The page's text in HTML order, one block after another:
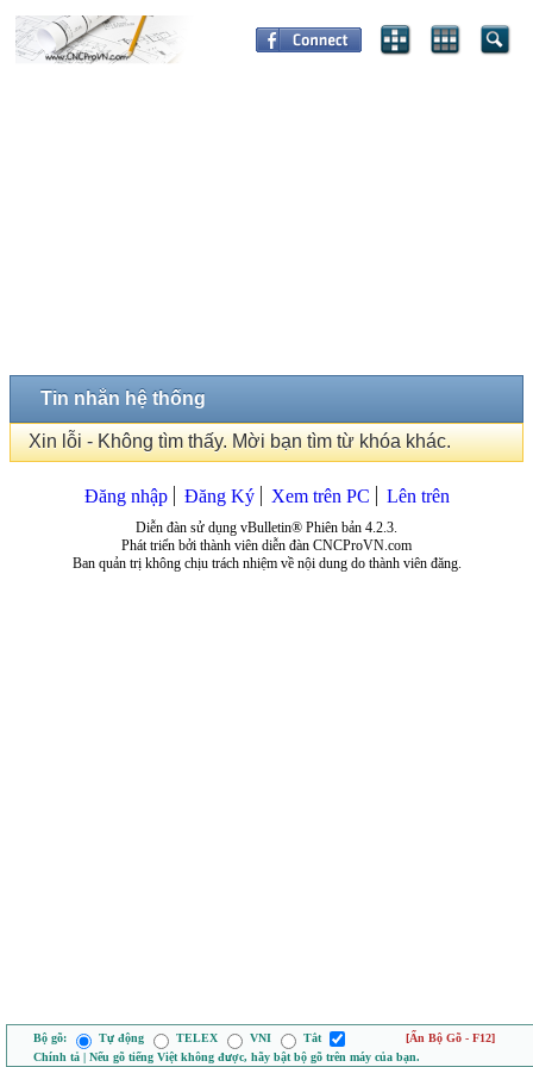
Tin nhắn hệ thống
Xin lỗi - Không tìm thấy. Mời bạn tìm từ khóa khác.
Đăng nhập Đăng Ký Xem trên PC Lên trên
Diễn đàn sử dụng vBulletin® Phiên bản 4.2.3.
Phát triển bởi thành viên diễn đàn CNCProVN.com
Ban quản trị không chịu trách nhiệm về nội dung do thành viên đăng.
Bộ gõ: Tự động TELEX VNI Tắt
[Ẩn Bộ Gõ - F12]
Chính tả | Nếu gõ tiếng Việt không được, hãy bật bộ gõ trên máy của bạn.